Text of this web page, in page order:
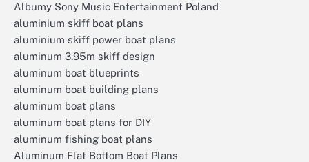
Albumy Sony Music Entertainment Poland
aluminium skiff boat plans
aluminium skiff power boat plans
aluminum 3.95m skiff design
aluminum boat blueprints
aluminum boat building plans
aluminum boat plans
aluminum boat plans for DIY
aluminum fishing boat plans
Aluminum Flat Bottom Boat Plans